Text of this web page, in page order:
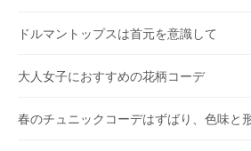
ドルマントップスは首元を意識して
大人女子におすすめの花柄コーデ
春のチュニックコーデはずばり、色味と